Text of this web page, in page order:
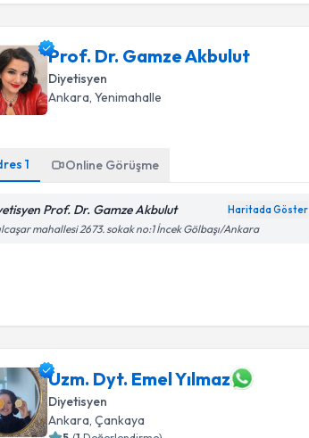
Prof. Dr. Gamze Akbulut
Diyetisyen
Ankara , Yenimahalle
1 Online Görüşme
Prof. Dr. Gamze Akbulut Haritada Göster
mahallesi 2673. sokak no:1 İncek Gölbaşı/Ankara
Uzm. Dyt. Emel Yılmaz
Diyetisyen
Ankara, Çankaya